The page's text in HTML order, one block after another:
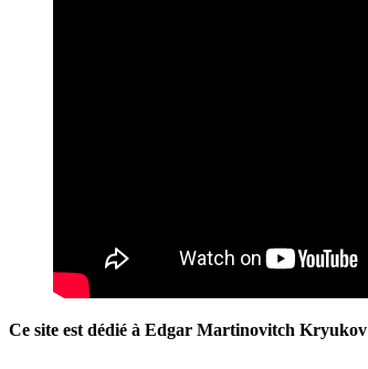
Ce site est dédié à Edgar Martinovitch Kryukov